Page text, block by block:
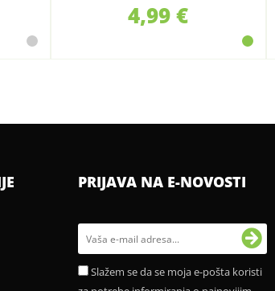
4,99 €
PRIJAVA NA E-NOVOSTI
Slažem se da se moja e-pošta koristi